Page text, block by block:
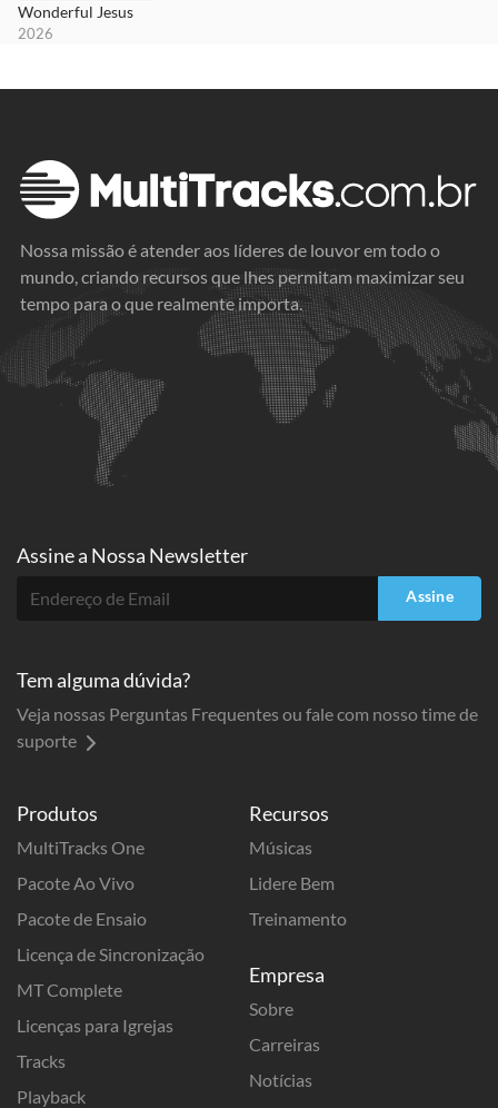
Wonderful Jesus
2026
Nossa missão é atender aos líderes de louvor em todo o
mundo, criando recursos que lhes permitam maximizar seu
tempo para o que realmente importa.
Produtos
MultiTracks One
Pacote Ao Vivo
Pacote de Ensaio
Licença de Sincronização
MT Complete
Licenças para Igrejas
Tracks
Playback
Recursos
Músicas
Lidere Bem
Treinamento
Empresa
Sobre
Carreiras
Notícias
Assine a Nossa Newsletter
Assine
Tem alguma dúvida?
Veja nossas Perguntas Frequentes ou fale com nosso time de
suporte